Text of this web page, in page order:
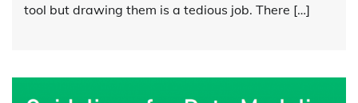
tool but drawing them is a tedious job. There […]